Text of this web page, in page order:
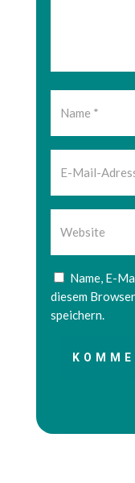
Name, E-
diesem
speichern.